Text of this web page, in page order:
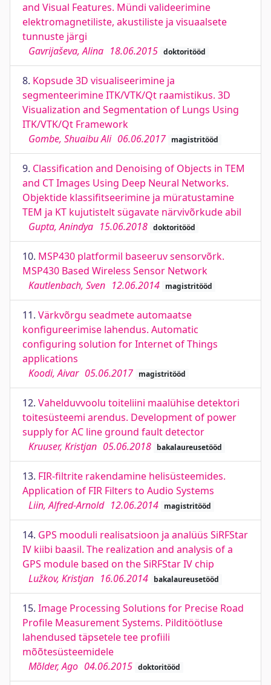
and Visual Features. Mündi valideerimine
elektromagnetiliste, akustiliste ja visuaalsete
tunnuste järgi
Gavrijaševa, Alina 18.06.2015 doktoritööd
8. Kopsude 3D visualiseerimine ja
segmenteerimine ITK/VTK/Qt raamistikus. 3D
Visualization and Segmentation of Lungs Using
ITK/VTK/Qt Framework
Gombe, Shuaibu Ali 06.06.2017 magistritööd
9. Classification and Denoising of Objects in TEM
and CT Images Using Deep Neural Networks.
Objektide klassifitseerimine ja müratustamine
TEM ja KT kujutistelt sügavate närvivõrkude abil
Gupta, Anindya 15.06.2018 doktoritööd
10. MSP430 platformil baseeruv sensorvõrk.
MSP430 Based Wireless Sensor Network
Kautlenbach, Sven 12.06.2014 magistritööd
11. Värkvõrgu seadmete automaatse
konfigureerimise lahendus. Automatic
configuring solution for Internet of Things
applications
Koodi, Aivar 05.06.2017 magistritööd
12. Vahelduvvoolu toiteliini maalühise detektori
toitesüsteemi arendus. Development of power
supply for AC line ground fault detector
Kruuser, Kristjan 05.06.2018 bakalaureusetööd
13. FIR-filtrite rakendamine helisüsteemides.
Application of FIR Filters to Audio Systems
Liin, Alfred-Arnold 12.06.2014 magistritööd
14. GPS mooduli realisatsioon ja analüüs SiRFStar
IV kiibi baasil. The realization and analysis of a
GPS module based on the SiRFStar IV chip
Lužkov, Kristjan 16.06.2014 bakalaureusetööd
15. Image Processing Solutions for Precise Road
Profile Measurement Systems. Pilditöötluse
lahendused täpsetele tee profiili
mõõtesüsteemidele
Mõlder, Ago 04.06.2015 doktoritööd